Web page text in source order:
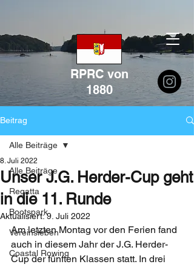
RPRC von
1880
Beitrag
Alle Beiträge
Regatta
Bootspark
Vereinsleben
Coastal Rowing
Alle Beiträge
Unser J.G. Herder-Cup geht
in die 11. Runde
8. Juli 2022
Aktualisiert:9. Juli 2022
Am letzten Montag vor den Ferien fand
auch in diesem Jahr der J.G. Herder-
Cup der fünften Klassen statt. In drei